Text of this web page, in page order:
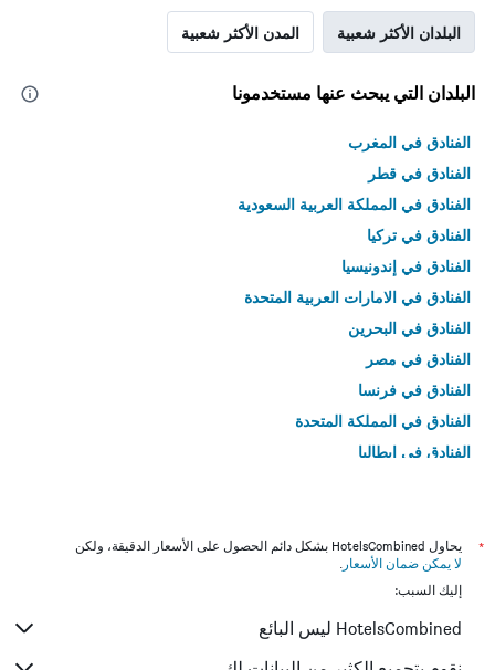
البلدان الأكثر شعبية المدن الأكثر شعبية
البلدان التي يبحث عنها مستخدمونا
الفنادق في المغرب
الفنادق في قطر
الفنادق في المملكة العربية السعودية
الفنادق في تركيا
الفنادق في إندونيسيا
الفنادق في الامارات العربية المتحدة
الفنادق في البحرين
الفنادق في مصر
الفنادق في فرنسا
الفنادق في المملكة المتحدة
الفنادق في إيطاليا
*
يحاول HotelsCombined بشكل دائم الحصول على الأسعار الدقيقة، ولكن
لا يمكن ضمان الأسعار .
إليك السبب:
HotelsCombined ليس البائع